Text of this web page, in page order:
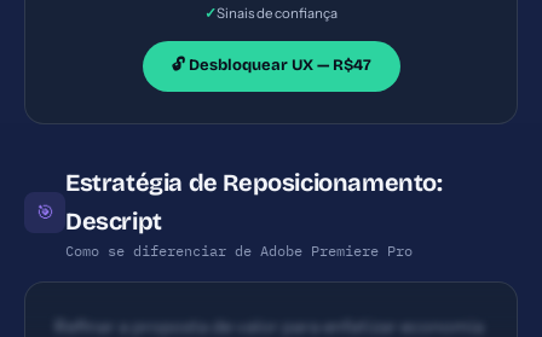
✓Sinais de confiança
🔓 Desbloquear UX — R$47
🎯
Estratégia de Reposicionamento:
Descript
Como se diferenciar de Adobe Premiere Pro
Refinar a proposta de valor para enfatizar economia